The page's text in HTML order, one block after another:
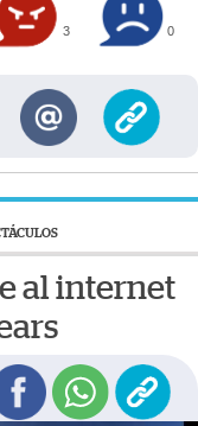
3 0
al internet